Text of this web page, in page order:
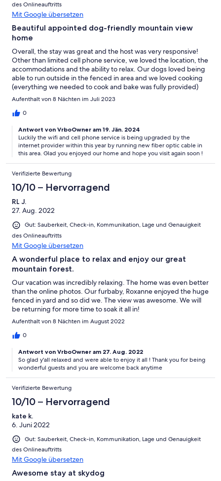
des Onlineauftritts
Mit Google übersetzen
Beautiful appointed dog-friendly mountain view
home
Overall, the stay was great and the host was very responsive!
Other than limited cell phone service, we loved the location, the
accommodations and the ability to relax. Our dogs loved being
able to run outside in the fenced in area and we loved cooking
(everything we needed to cook and bake was fully provided)
and relaxing both inside and out. We would definitely stay here
Aufenthalt von 8 Nächten im Juli 2023
0
Antwort von VrboOwner am 19. Jän. 2024
Luckily the wifi and cell phone service is being upgraded by the
internet provider within this year by running new fiber optic cable in
this area. Glad you enjoyed our home and hope you visit again soon !
Verifizierte Bewertung
10/10 – Hervorragend
RL J.
27. Aug. 2022
Gut: Sauberkeit, Check-in, Kommunikation, Lage und Genauigkeit
des Onlineauftritts
Mit Google übersetzen
A wonderful place to relax and enjoy our great
mountain forest.
Our vacation was incredibly relaxing. The home was even better
than the online photos. Our furbaby, Roxanne enjoyed the huge
fenced in yard and so did we. The view was awesome. We will
be returning for more time to soak it all in!
Aufenthalt von 8 Nächten im August 2022
0
Antwort von VrboOwner am 27. Aug. 2022
So glad y'all relaxed and were able to enjoy it all ! Thank you for being
wonderful guests and you are welcome back anytime
Verifizierte Bewertung
10/10 – Hervorragend
kate k.
6. Juni 2022
Gut: Sauberkeit, Check-in, Kommunikation, Lage und Genauigkeit
des Onlineauftritts
Mit Google übersetzen
Awesome stay at skydog